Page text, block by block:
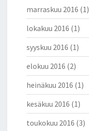
marraskuu 2016 (1)
lokakuu 2016 (1)
syyskuu 2016 (1)
elokuu 2016 (2)
heinäkuu 2016 (1)
kesäkuu 2016 (1)
toukokuu 2016 (3)